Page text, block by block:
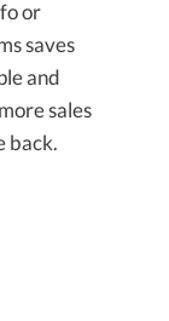
or
saves
and
sales
back.